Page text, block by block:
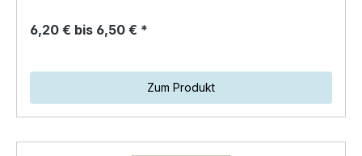
6,20 € bis 6,50 € *
Zum Produkt